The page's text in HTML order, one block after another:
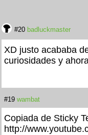
#20 badluckmaster
XD justo acababa
curiosidades y
#19 wambat
Copiada de Sticky
http://